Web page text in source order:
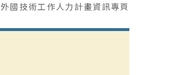
外國技術工作人力計畫資訊專頁